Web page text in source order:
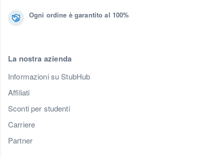
Ogni ordine è garantito al 100%
La nostra azienda
Informazioni su StubHub
Affiliati
Sconti per studenti
Carriere
Partner